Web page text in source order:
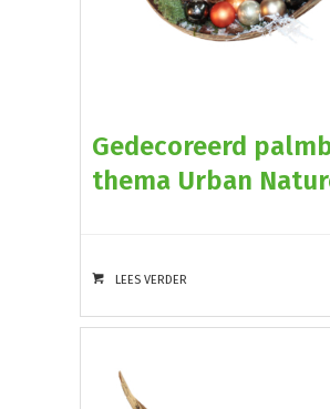
Gedecoreerd
thema Urban
LEES VERDER